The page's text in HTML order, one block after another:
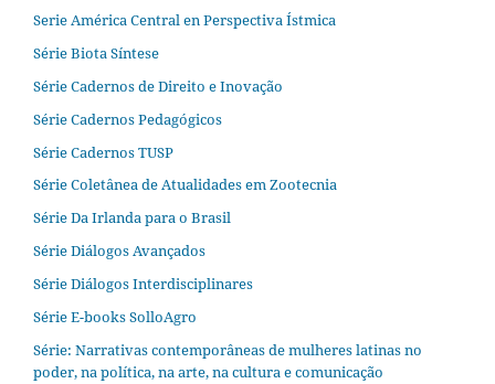
Serie América Central en Perspectiva Ístmica
Série Biota Síntese
Série Cadernos de Direito e Inovação
Série Cadernos Pedagógicos
Série Cadernos TUSP
Série Coletânea de Atualidades em Zootecnia
Série Da Irlanda para o Brasil
Série Diálogos Avançados
Série Diálogos Interdisciplinares
Série E-books SolloAgro
Série: Narrativas contemporâneas de mulheres latinas no
poder, na política, na arte, na cultura e comunicação